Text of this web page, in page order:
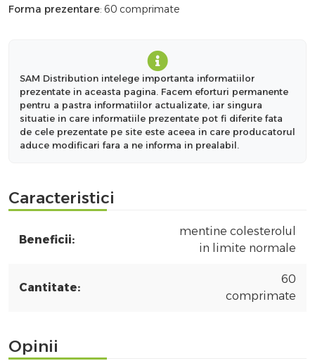
Forma prezentare: 60 comprimate
SAM Distribution intelege importanta informatiilor
prezentate in aceasta pagina. Facem eforturi permanente
pentru a pastra informatiilor actualizate, iar singura
situatie in care informatiile prezentate pot fi diferite fata
de cele prezentate pe site este aceea in care producatorul
aduce modificari fara a ne informa in prealabil.
Caracteristici
Beneficii:
mentine colesterolul
in limite normale
Cantitate:
60
comprimate
Opinii